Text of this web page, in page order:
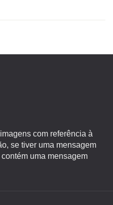
com referência à
se tiver uma mensagem
uma mensagem